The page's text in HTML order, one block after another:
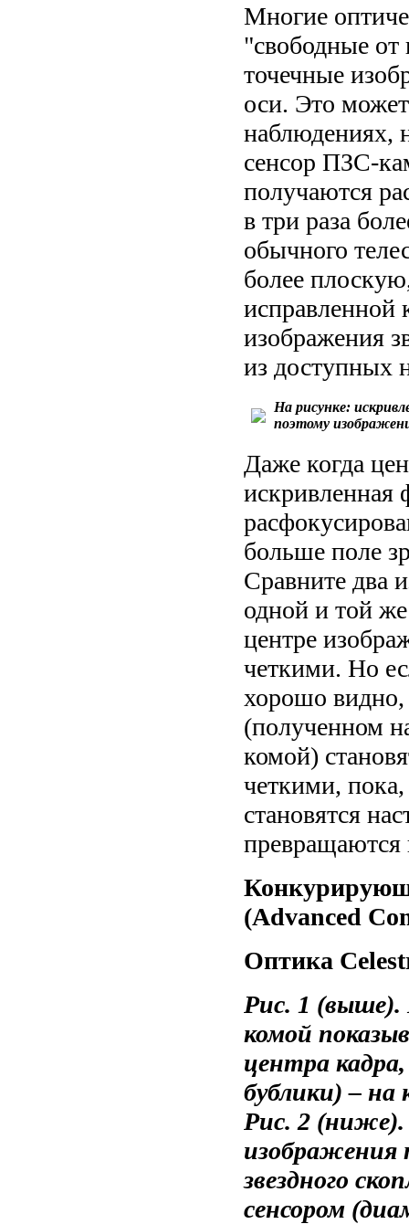
Многие
"свободные
точечные
оси. Это
наблюдениях,
сенсор ПЗС-
получаются
в три раза
обычного
более
исправленной
изображения
из доступных
На рисунке:
поэтому
Даже когда
искривленная
больше поле
Сравните два
одной и той
центре
четкими. Но
хорошо видно,
(полученном
комой)
четкими, пока,
становятся
превращаются
(Advanced
Оптика
Рис. 1 (выше).
комой
центра
бублики) – на
Рис. 2
изображения
звездного
сенсором